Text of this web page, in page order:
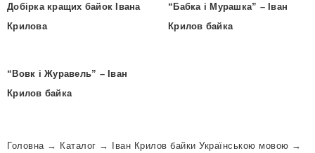
Добірка кращих байок Івана
Крилова
“Бабка і Мурашка” – Іван
Крилов байка
“Вовк і Журавель” – Іван
Крилов байка
Головна → Каталог → Іван Крилов байки Українською мовою →